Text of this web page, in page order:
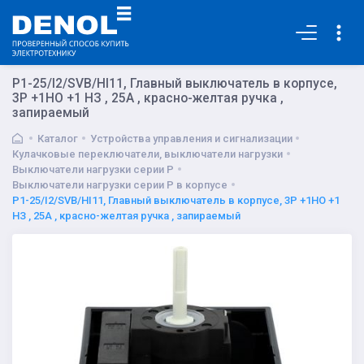
P1-25/I2/SVB/HI11, Главный выключатель в корпусе,
3P +1НО +1 НЗ , 25А , красно-желтая ручка ,
запираемый
Каталог
Устройства управления и сигнализации
Кулачковые переключатели, выключатели нагрузки
Выключатели нагрузки серии P
Выключатели нагрузки серии P в корпусе
P1-25/I2/SVB/HI11, Главный выключатель в корпусе, 3P +1НО +1
НЗ , 25А , красно-желтая ручка , запираемый